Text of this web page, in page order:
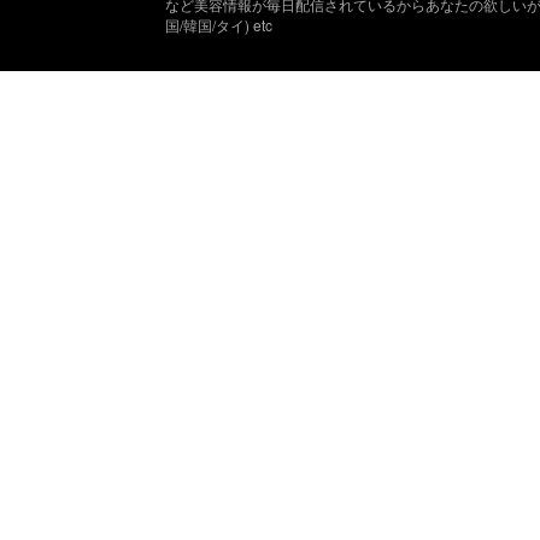
など美容情報が毎日配信されているからあなたの欲しい
国/韓国/タイ) etc